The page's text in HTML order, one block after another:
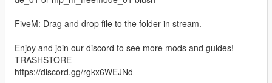
FiveM: Drag and drop file to the folder in stream.
----------------------------------------
Enjoy and join our discord to see more mods and guides!
TRASHSTORE
https://discord.gg/rgkx6WEJNd